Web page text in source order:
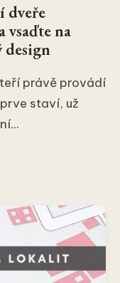
dveře
vsaďte na
design
právě provádí
staví, už